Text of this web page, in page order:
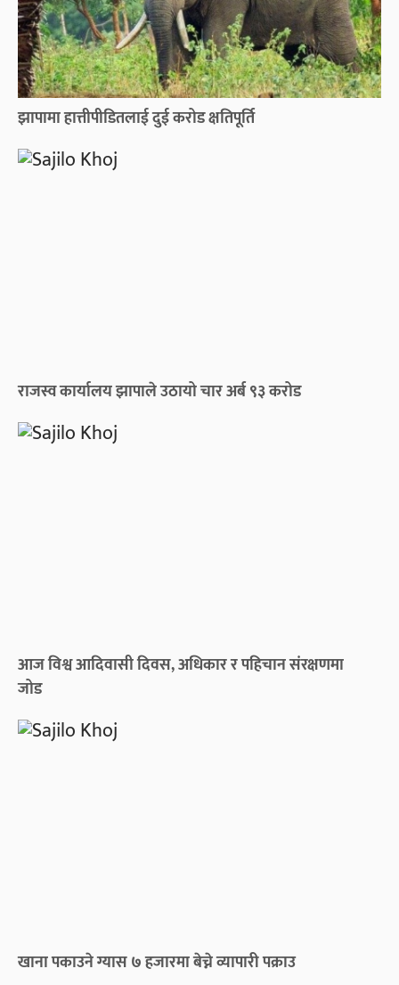
झापामा हात्तीपीडितलाई दुई करोड क्षतिपूर्ति
राजस्व कार्यालय झापाले उठायो चार अर्ब ९३ करोड
आज विश्व आदिवासी दिवस, अधिकार र पहिचान संरक्षणमा
जोड
खाना पकाउने ग्यास ७ हजारमा बेच्ने व्यापारी पक्राउ